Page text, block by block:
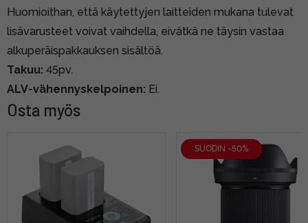
Huomioithan, että käytettyjen laitteiden mukana tulevat
lisävarusteet voivat vaihdella, eivätkä ne täysin vastaa
alkuperäispakkauksen sisältöä.
Takuu: 45pv.
ALV-vähennyskelpoinen: Ei.
Osta myös
SUODIN -50%